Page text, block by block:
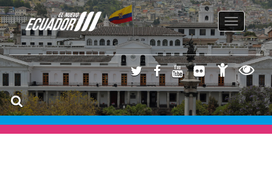
Toggle
navigation